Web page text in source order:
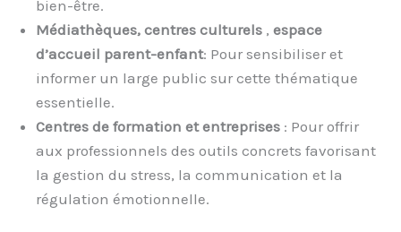
bien-être.
Médiathèques, centres culturels , espace
d’accueil parent-enfant: Pour sensibiliser et
informer un large public sur cette thématique
essentielle.
Centres de formation et entreprises : Pour offrir
aux professionnels des outils concrets favorisant
la gestion du stress, la communication et la
régulation émotionnelle.